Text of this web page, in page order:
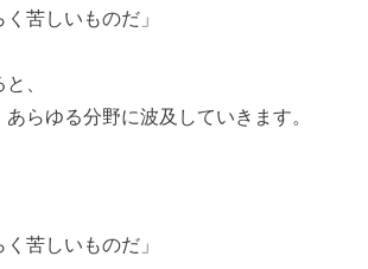
く苦しいものだ」
、
らゆる分野に波及していきます。
く苦しいものだ」